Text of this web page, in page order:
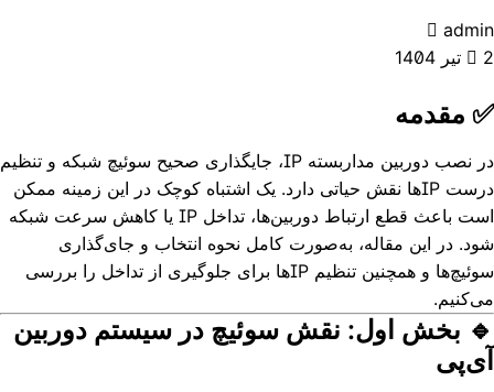
admin
2 تیر 1404
✅ مقدمه
در نصب دوربین مداربسته IP، جایگذاری صحیح سوئیچ شبکه و تنظیم
درست IP‌ها نقش حیاتی دارد. یک اشتباه کوچک در این زمینه ممکن
است باعث قطع ارتباط دوربین‌ها، تداخل IP یا کاهش سرعت شبکه
شود. در این مقاله، به‌صورت کامل نحوه انتخاب و جای‌گذاری
سوئیچ‌ها و همچنین تنظیم IPها برای جلوگیری از تداخل را بررسی
می‌کنیم.
🔹 بخش اول: نقش سوئیچ در سیستم دوربین
آی‌پی